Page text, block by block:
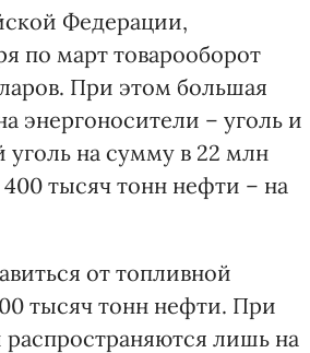
Федерации,
по март товарооборот
При этом большая
энергоносители – уголь и
на сумму в 22 млн
тысяч тонн нефти – на
от топливной
тысяч тонн нефти. При
лишь на